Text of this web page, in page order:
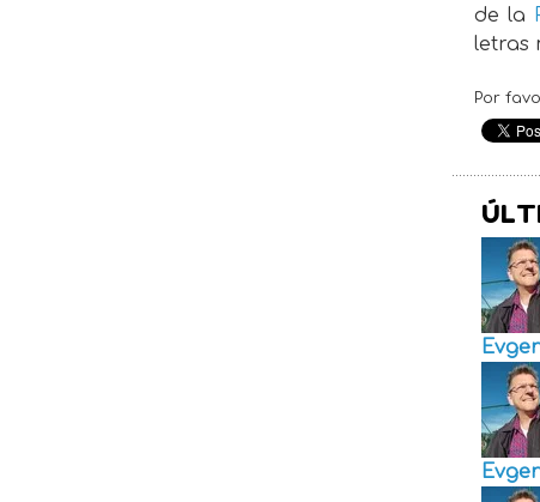
de la
letras
Por